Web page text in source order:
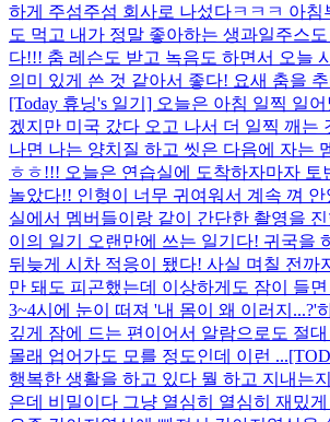
하게 주섬주섬 회사로 나섰다ㅋㅋㅋ 아침
도 먹고 내가 정말 좋아하는 생과일주스
다!!! 춤 레슨도 받고 녹음도 하면서 오늘
의미 있게 쓴 것 같아서 좋다! 요새 춤을
[Today 휴닝's 일기] 오늘은 아침 일찍 일
겠지만 미국 갔다 오고 나서 더 일찍 깨는
나면 나는 양치질 하고 씻은 다음에 자는
ㅎㅎ!!! 오늘은 연습실에 도착하자마자 토
놀았다!! 인형이 너무 귀여워서 계속 껴
실에서 멤버들이랑 같이 간단한 촬영을 진
이의 일기 오랜만에 쓰는 일기다! 귀국을
뒤늦게 시차 적응이 됐다! 사실 며칠 전까
만 돼도 피곤했는데 이상하게도 잠이 들
3~4시에 눈이 떠져 '내 몸이 왜 이러지...?'
깊게 잠에 드는 편이어서 알람으로도 절
몰래 업어가도 모를 정도인데 이런 ...
행복한 생활을 하고 있다 뭘 하고 지내는
은데 비밀이다 그냥 열심히 열심히 재밌